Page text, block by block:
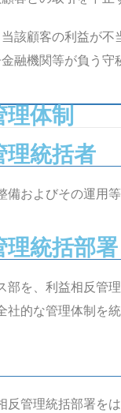
該顧客の利益が
融機関等が負う守
理体制
理統括者
備およびその運用
理統括部署
部を、利益相反管
的な管理体制を統
反管理統括部署を